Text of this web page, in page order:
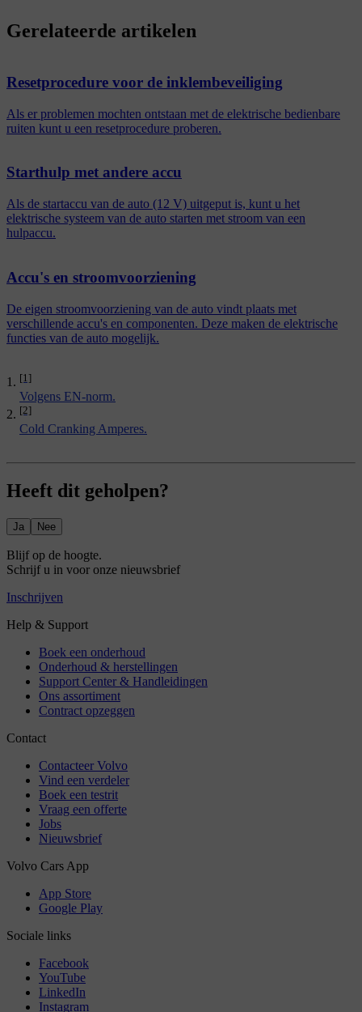
[1]
Volgens EN-norm.
[2]
Cold Cranking Amperes.
Gerelateerde artikelen
Resetprocedure voor de inklembeveiliging
Als er problemen mochten ontstaan met de elektrische bedienbare
ruiten kunt u een resetprocedure proberen.
Starthulp met andere accu
Als de startaccu van de auto (12 V) uitgeput is, kunt u het
elektrische systeem van de auto starten met stroom van een
hulpaccu.
Accu's en stroomvoorziening
De eigen stroomvoorziening van de auto vindt plaats met
verschillende accu's en componenten. Deze maken de elektrische
functies van de auto mogelijk.
Heeft dit geholpen?
Ja Nee